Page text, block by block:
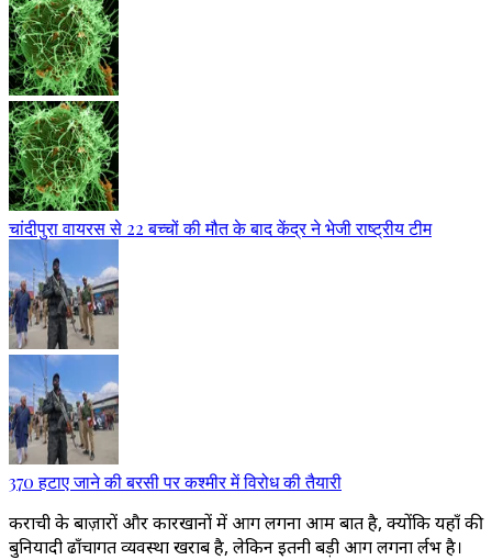
चांदीपुरा वायरस से 22 बच्चों की मौत के बाद केंद्र ने भेजी राष्ट्रीय टीम
370 हटाए जाने की बरसी पर कश्मीर में विरोध की तैयारी
कराची के बाज़ारों और कारखानों में आग लगना आम बात है, क्योंकि यहाँ की
बुनियादी ढाँचागत व्यवस्था खराब है, लेकिन इतनी बड़ी आग लगना दुर्लभ है।